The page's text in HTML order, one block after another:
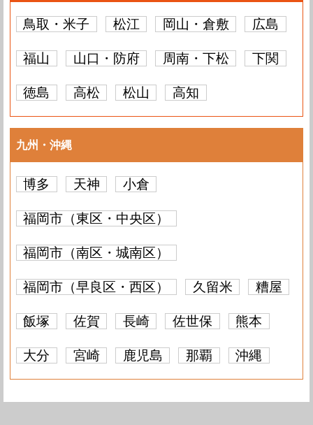
鳥取・米子 松江 岡山・倉敷 広島
福山 山口・防府 周南・下松 下関
徳島 高松 松山 高知
九州・沖縄
博多 天神 小倉
福岡市（東区・中央区）
福岡市（南区・城南区）
福岡市（早良区・西区） 久留米 糟屋
飯塚 佐賀 長崎 佐世保 熊本
大分 宮崎 鹿児島 那覇 沖縄